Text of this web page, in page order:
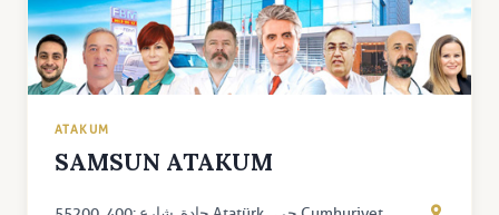
ATAKUM
SAMSUN ATAKUM